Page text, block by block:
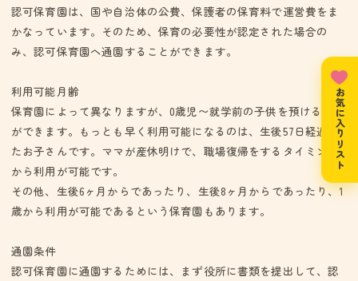
供します。自己肯定感や他者への思いやりを培い、一人ひとりの
自律を目指します。教育・保育目標：自分の考えを素直に表現で
きる子、相手の立場に立って行動する子、自分のことは自分です
る子乳児保育、延長保育、病児保育（体調不良児対応型）、マイ
保育園登録事業、保育所体験特別事業（地域子育て支援）、一時
保育等の事業を実施しています。
認可保育園は、国や自治体の公費、保護者の保育料で運営費をま
かなっています。そのため、保育の必要性が認定された場合の
み、認可保育園へ通園することができます。
利用可能月齢
保育園によって異なりますが、0歳児〜就学前の子供を預けること
ができます。もっとも早く利用可能になるのは、生後57日経過し
たお子さんです。ママが産休明けで、職場復帰をするタイミング
から利用が可能です。
その他、生後6ヶ月からであったり、生後8ヶ月からであったり、1
歳から利用が可能であるという保育園もあります。
通園条件
認可保育園に通園するためには、まず役所に書類を提出して、認
お気に入りリスト